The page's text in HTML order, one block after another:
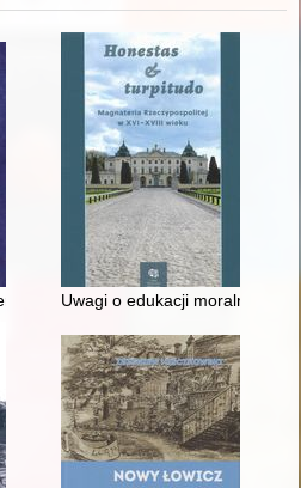
z rodu Ślązaka
Uwagi o edukacji moralnej